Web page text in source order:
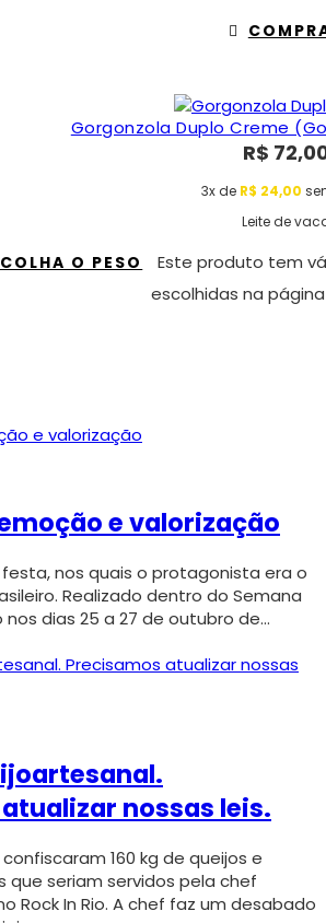
Gorgonzola Duplo Creme
R$
3x de R$ 24,00
Leite de
O PESO
Este produto tem
escolhidas na
e valorização
nos quais o protagonista era o
Realizado dentro do Semana
nos dias 25 a 27 de outubro de…
nossas leis.
160 kg de queijos e
que seriam servidos pela chef
Rock In Rio. A chef faz um desabado